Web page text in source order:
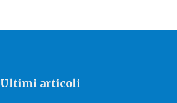
Ultimi articoli